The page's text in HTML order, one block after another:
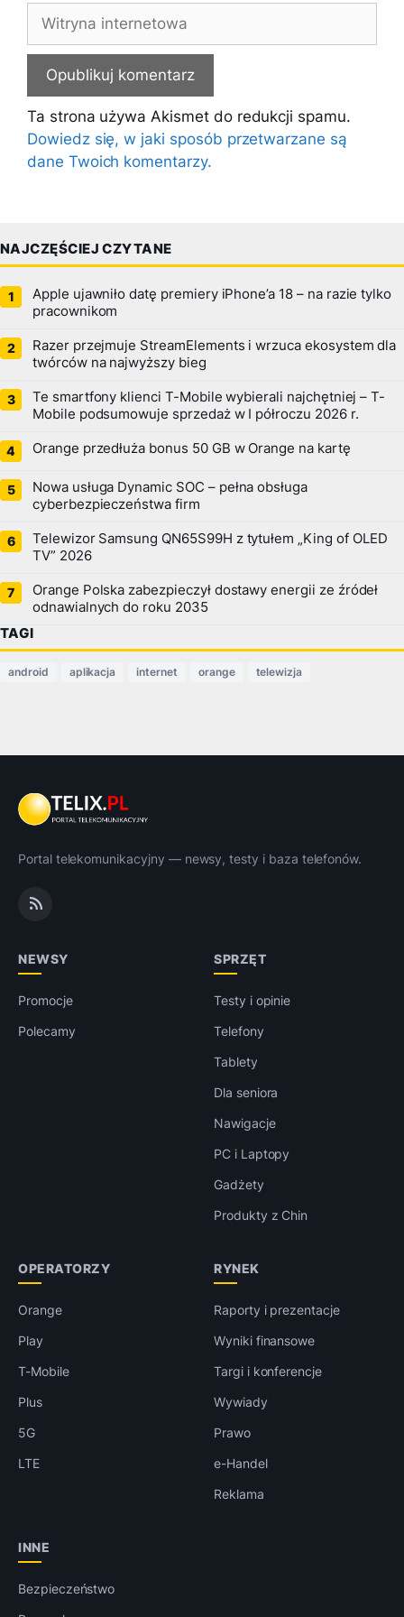
internetowa
Ta strona używa Akismet do redukcji spamu.
Dowiedz się, w jaki sposób przetwarzane są
dane Twoich komentarzy.
NAJCZĘŚCIEJ CZYTANE
Apple ujawniło datę premiery iPhone’a 18 – na razie tylko
pracownikom
Razer przejmuje StreamElements i wrzuca ekosystem dla
twórców na najwyższy bieg
Te smartfony klienci T-Mobile wybierali najchętniej – T-
Mobile podsumowuje sprzedaż w I półroczu 2026 r.
Orange przedłuża bonus 50 GB w Orange na kartę
Nowa usługa Dynamic SOC – pełna obsługa
cyberbezpieczeństwa firm
Telewizor Samsung QN65S99H z tytułem „King of OLED
TV” 2026
Orange Polska zabezpieczył dostawy energii ze źródeł
odnawialnych do roku 2035
TAGI
android aplikacja internet orange telewizja
Portal telekomunikacyjny — newsy, testy i baza telefonów.
NEWSY
Promocje
Polecamy
SPRZĘT
Testy i opinie
Telefony
Tablety
Dla seniora
Nawigacje
PC i Laptopy
Gadżety
Produkty z Chin
OPERATORZY
Orange
Play
T-Mobile
Plus
5G
LTE
RYNEK
Raporty i prezentacje
Wyniki finansowe
Targi i konferencje
Wywiady
Prawo
e-Handel
Reklama
INNE
Bezpieczeństwo